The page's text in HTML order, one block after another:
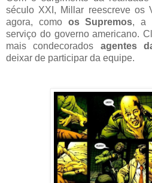
século XXI, Millar reescreve os
agora, como os Supremos, a
serviço do governo americano.
mais condecorados agentes
deixar de participar da equipe.